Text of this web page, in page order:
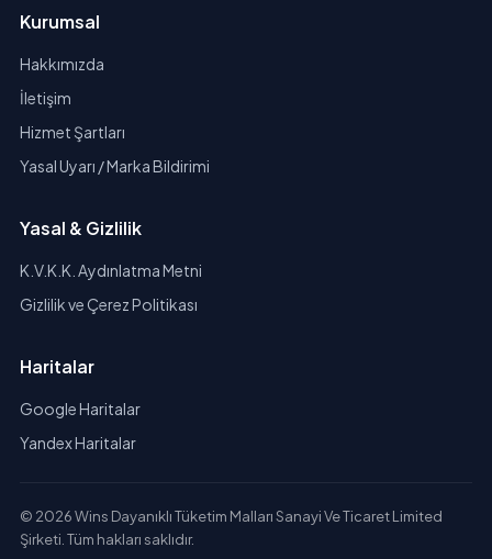
Kurumsal
Hakkımızda
İletişim
Hizmet Şartları
Yasal Uyarı / Marka Bildirimi
Yasal & Gizlilik
K.V.K.K. Aydınlatma Metni
Gizlilik ve Çerez Politikası
Haritalar
Google Haritalar
Yandex Haritalar
© 2026 Wins Dayanıklı Tüketim Malları Sanayi Ve Ticaret Limited
Şirketi. Tüm hakları saklıdır.